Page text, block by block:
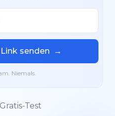
senden →
Niemals.
Test